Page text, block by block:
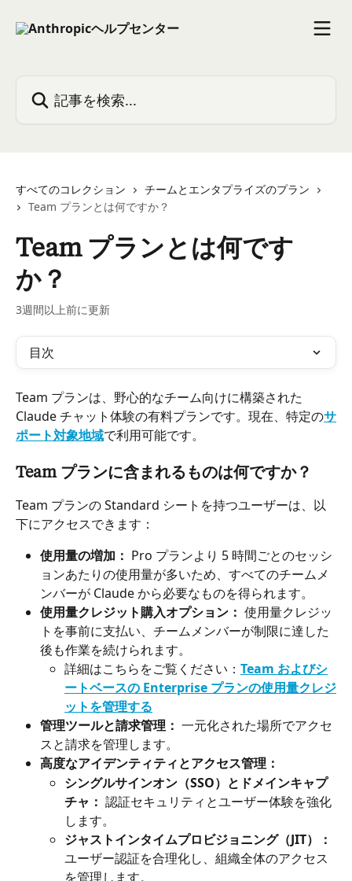
すべてのコレクション
チームとエンタプライズのプラン
Team プランとは何ですか？
Team プランとは何です
か？
3週間以上前に更新
目次
Team プランは、野心的なチーム向けに構築された
Claude チャット体験の有料プランです。現在、特定のサ
ポート対象地域で利用可能です。
Team プランに含まれるものは何ですか？
Team プランの Standard シートを持つユーザーは、以
下にアクセスできます：
使用量の増加： Pro プランより 5 時間ごとのセッシ
ョンあたりの使用量が多いため、すべてのチームメ
ンバーが Claude から必要なものを得られます。
使用量クレジット購入オプション： 使用量クレジッ
トを事前に支払い、チームメンバーが制限に達した
後も作業を続けられます。
詳細はこちらをご覧ください： Team およびシ
ートベースの Enterprise プランの使用量クレジ
ットを管理する
管理ツールと請求管理： 一元化された場所でアクセ
スと請求を管理します。
高度なアイデンティティとアクセス管理：
シングルサインオン（SSO）とドメインキャプ
チャ： 認証セキュリティとユーザー体験を強化
します。
ジャストインタイムプロビジョニング（JIT）：
ユーザー認証を合理化し、組織全体のアクセス
を管理します。